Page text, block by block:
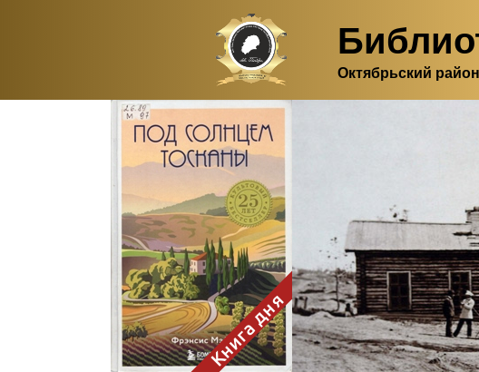
Октябрьский
Здесь, в своем
итальянском доме, я вновь
испытала первичную
радость единения с
природой. Дом открыт
для бабочек, стрекоз, пчёл
или всех, кто пожелает
влететь в одно окно и
вылететь из другого. Едим
мы почти всегда во
дворе. Во мне настолько
возродился здравый
смысл моей матери -
умение наслаждаться
настоящим и не спешить, -
что даже нашлось время
отполировать до блеска
оконное стекло.
ЗаказатьКнига дня